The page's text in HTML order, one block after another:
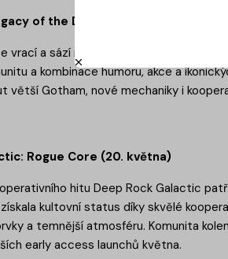
of the Dark Knight (22. května)
vrací a sází na nostalgii i obrovskou
a kombinace humoru, akce a
větší Gotham, nové mechaniky i
Rogue Core (20. května)
hitu Deep Rock Galactic
kultovní status díky skvělé
a temnější atmosféru. Komunita
early access launchů května.